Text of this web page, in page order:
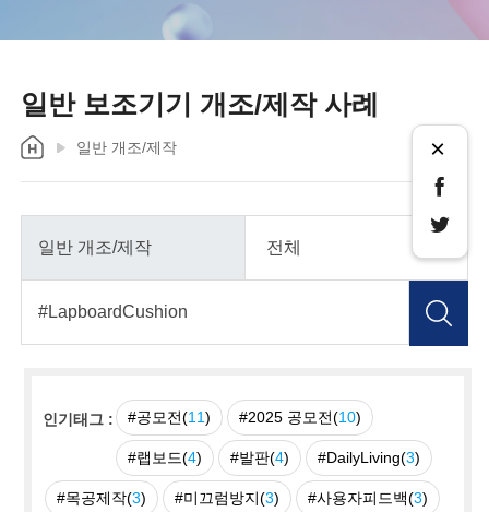
일반 보조기기 개조/제작 사례
일반 개조/제작 ×
인기태그 : #공모전(11) #2025 공모전(10)
#랩보드(4) #발판(4) #DailyLiving(3)
#목공제작(3) #미끄럼방지(3) #사용자피드백(3)